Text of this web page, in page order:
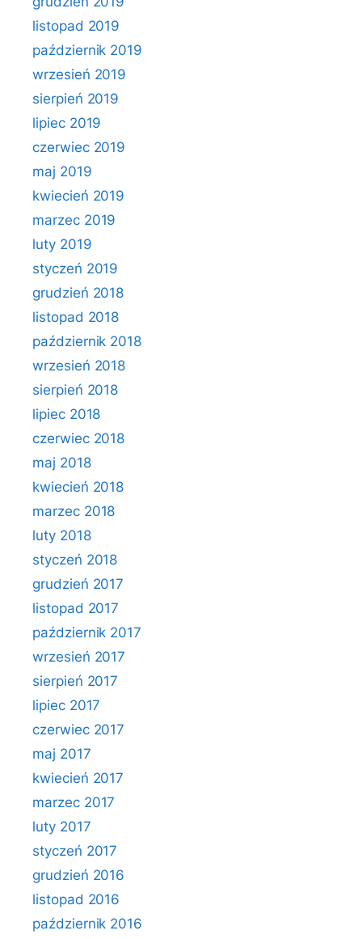
listopad 2019
październik 2019
wrzesień 2019
sierpień 2019
lipiec 2019
czerwiec 2019
maj 2019
kwiecień 2019
marzec 2019
luty 2019
styczeń 2019
grudzień 2018
listopad 2018
październik 2018
wrzesień 2018
sierpień 2018
lipiec 2018
czerwiec 2018
maj 2018
kwiecień 2018
marzec 2018
luty 2018
styczeń 2018
grudzień 2017
listopad 2017
październik 2017
wrzesień 2017
sierpień 2017
lipiec 2017
czerwiec 2017
maj 2017
kwiecień 2017
marzec 2017
luty 2017
styczeń 2017
grudzień 2016
listopad 2016
październik 2016